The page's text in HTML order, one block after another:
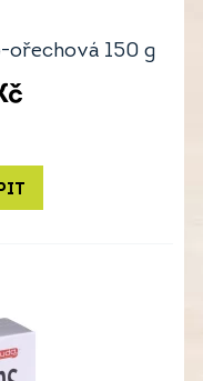
ořechová 150 g